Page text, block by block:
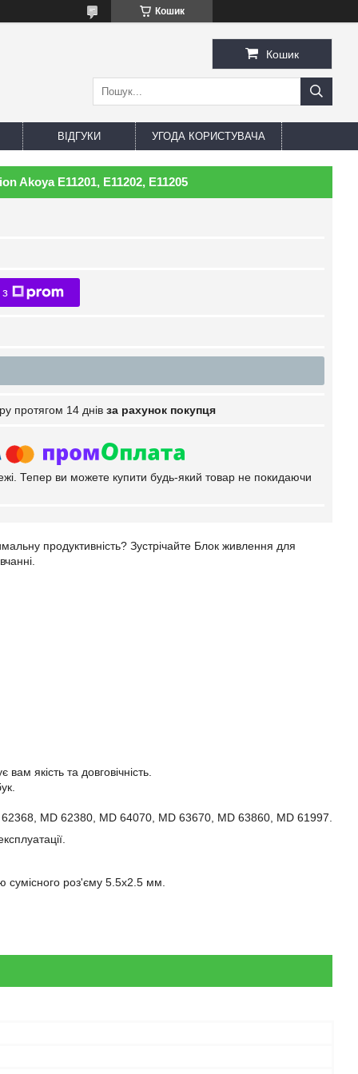
Кошик
Кошик
ВІДГУКИ УГОДА КОРИСТУВАЧА
Akoya E11201, E11202, E11205
протягом 14 днів за рахунок покупця
Тепер ви можете купити будь-який товар не покидаючи
продуктивність? Зустрічайте Блок живлення для
якість та довговічність.
62368, MD 62380, MD 64070, MD 63670, MD 63860, MD 61997.
сумісного роз'єму 5.5x2.5 мм.